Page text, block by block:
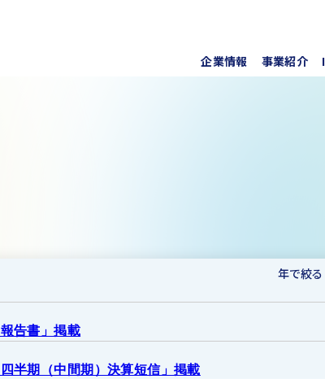
企業情報 事業紹介
年で絞る
告書」掲載
半期（中間期）決算短信」掲載